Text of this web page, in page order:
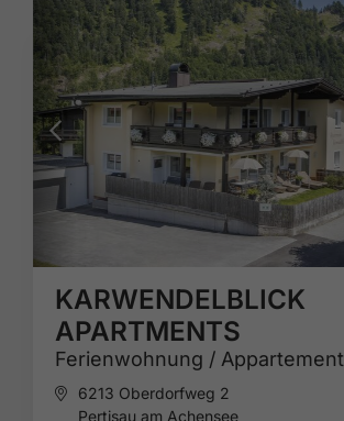
KARWENDELBLICK
APARTMENTS
Ferienwohnung / Appartement
6213 Oberdorfweg 2
Pertisau am Achensee